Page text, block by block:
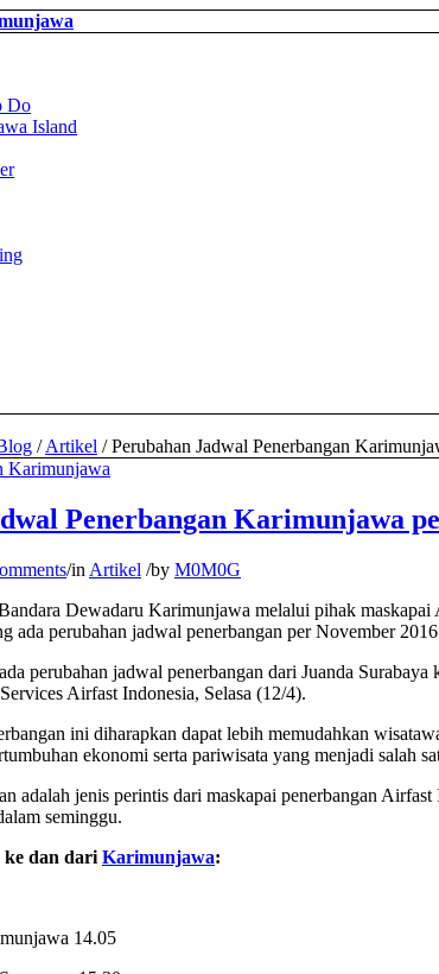
Do
Island
/ Artikel / Perubahan Jadwal Penerbangan
Penerbangan Karimunjawa
/in Artikel /by M0M0G
Dewadaru Karimunjawa melalui pihak
ada perubahan jadwal penerbangan per November
perubahan jadwal penerbangan dari Juanda Surabaya
Airfast Indonesia, Selasa (12/4).
ini diharapkan dapat lebih memudahkan
ekonomi serta pariwisata yang menjadi salah
adalah jenis perintis dari maskapai penerbangan
seminggu.
ke dan dari Karimunjawa:
14.05